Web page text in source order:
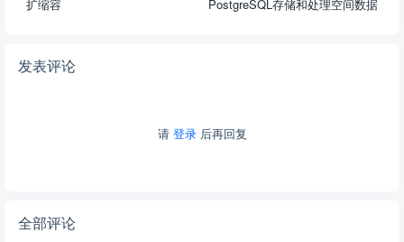
扩缩容
PostgreSQL存储和处理空间数据
发表评论
请 登录后再回复
全部评论